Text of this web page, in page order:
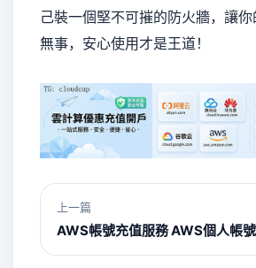
己裝一個堅不可摧的防火牆，讓
無事，安心使用才是王道！
上一篇
AWS帳號充值服務 AWS個人帳